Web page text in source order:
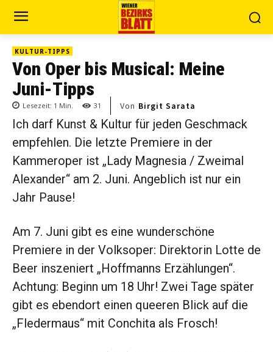
KULTUR-TIPPS
Von Oper bis Musical: Meine
Juni-Tipps
Lesezeit: 1 Min. 31 Von Birgit Sarata
Ich darf Kunst & Kultur für jeden Geschmack
empfehlen. Die letzte Premiere in der
Kammeroper ist „Lady Magnesia / Zweimal
Alexander“ am 2. Juni. Angeblich ist nur ein
Jahr Pause!
Am 7. Juni gibt es eine wunderschöne
Premiere in der Volksoper: Direktorin Lotte de
Beer inszeniert „Hoffmanns Erzählungen“.
Achtung: Beginn um 18 Uhr! Zwei Tage später
gibt es ebendort einen queeren Blick auf die
„Fledermaus“ mit Conchita als Frosch!